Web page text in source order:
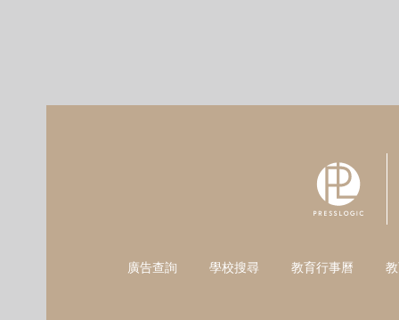
廣告查詢 學校搜尋 教育行事曆